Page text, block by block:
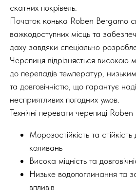
скатних покрівель.
Початок конька Roben Bergamo
важкодоступних місць та
даху завдяки спеціально
Черепиця відрізняється високою
до перепадів температур,
та довговічністю, що гарантує
несприятливих погодних умов.
Технічні переваги черепиці
Морозостійкість та
коливань
Висока міцність та
Низьке водопоглинання та
впливів